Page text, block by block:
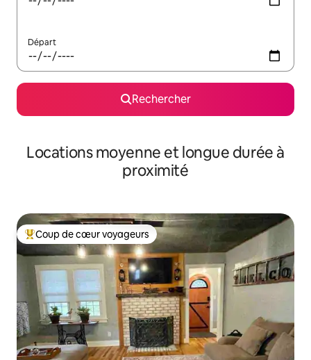
Départ
Rechercher
Locations moyenne et longue durée à
proximité
Coups de cœur voyageurs les plus appréciés
Coup de cœur voyageurs